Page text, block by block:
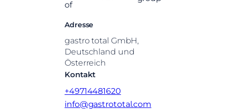
of
Adresse
gastro total GmbH,
Deutschland und
Österreich
Kontakt
+49714481620
info@gastrototal.com